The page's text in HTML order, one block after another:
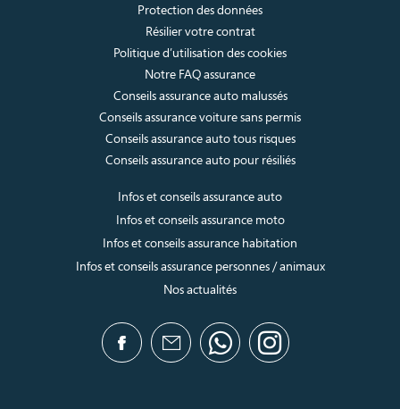
Protection des données
Résilier votre contrat
Politique d’utilisation des cookies
Notre FAQ assurance
Conseils assurance auto malussés
Conseils assurance voiture sans permis
Conseils assurance auto tous risques
Conseils assurance auto pour résiliés
Infos et conseils assurance auto
Infos et conseils assurance moto
Infos et conseils assurance habitation
Infos et conseils assurance personnes / animaux
Nos actualités